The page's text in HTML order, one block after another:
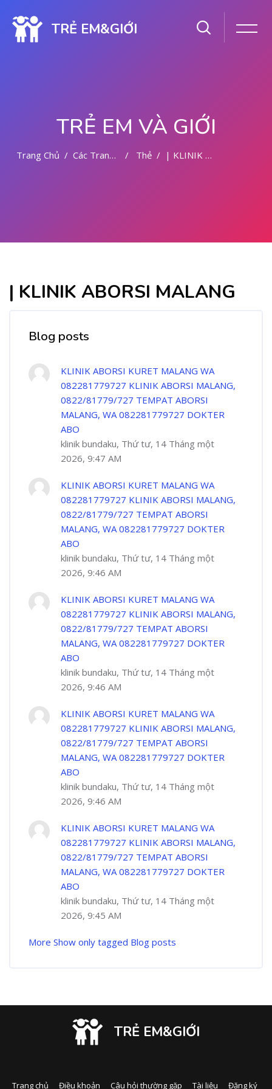
TRẺ EM&GIỚI
TRẺ EM VÀ GIỚI
Trang Chủ Các Trang Của Hệ Thống Thẻ | KLINIK ABORSI MALANG
| KLINIK ABORSI MALANG
Blog posts
KLINIK ABORSI KURET MALANG WA
082281779727 KLINIK ABORSI MALANG,
0822/81779/727 TEMPAT ABORSI
MALANG, WA 082281779727 DOKTER
ABO
klinik bundaku, Thứ tư, 14 Tháng một
2026, 9:47 AM
KLINIK ABORSI KURET MALANG WA
082281779727 KLINIK ABORSI MALANG,
0822/81779/727 TEMPAT ABORSI
MALANG, WA 082281779727 DOKTER
ABO
klinik bundaku, Thứ tư, 14 Tháng một
2026, 9:46 AM
KLINIK ABORSI KURET MALANG WA
082281779727 KLINIK ABORSI MALANG,
0822/81779/727 TEMPAT ABORSI
MALANG, WA 082281779727 DOKTER
ABO
klinik bundaku, Thứ tư, 14 Tháng một
2026, 9:46 AM
KLINIK ABORSI KURET MALANG WA
082281779727 KLINIK ABORSI MALANG,
0822/81779/727 TEMPAT ABORSI
MALANG, WA 082281779727 DOKTER
ABO
klinik bundaku, Thứ tư, 14 Tháng một
2026, 9:46 AM
KLINIK ABORSI KURET MALANG WA
082281779727 KLINIK ABORSI MALANG,
0822/81779/727 TEMPAT ABORSI
MALANG, WA 082281779727 DOKTER
ABO
klinik bundaku, Thứ tư, 14 Tháng một
2026, 9:45 AM
More Show only tagged Blog posts
TRẺ EM&GIỚI
Trang chủ Điều khoản Câu hỏi thường gặp Tài liệu Đăng ký